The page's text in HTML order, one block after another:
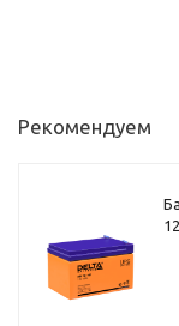
Рекомендуем